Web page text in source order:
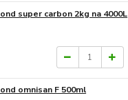
super carbon 2kg na 4000L
omnisan F 500ml